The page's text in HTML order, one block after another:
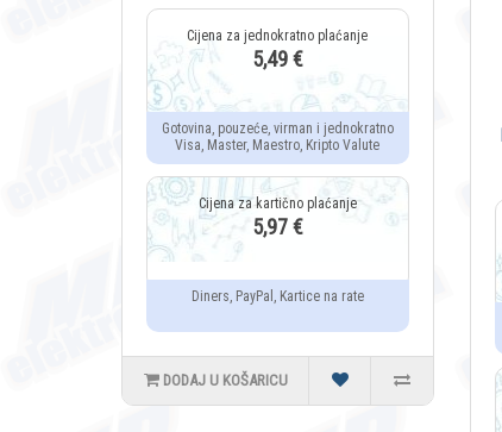
5,49 €
Gotovina, pouzeće, virman i jednokratno
Visa, Master, Maestro, Kripto Valute
5,97 €
Diners, PayPal, Kartice na rate
DODAJ U KOŠARICU